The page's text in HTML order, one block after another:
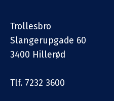
Trollesbro
Slangerupgade 60
3400 Hillerød
Tlf. 7232 3600